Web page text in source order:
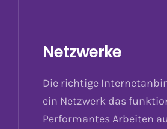
Netzwerke
Die richtige
ein Netzwerk das
Performantes Arbeiten